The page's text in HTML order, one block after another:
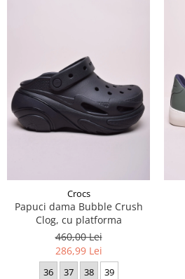
Crocs
Papuci dama Bubble Crush
Clog, cu platforma
460,00 Lei
286,99 Lei
36 37 38 39